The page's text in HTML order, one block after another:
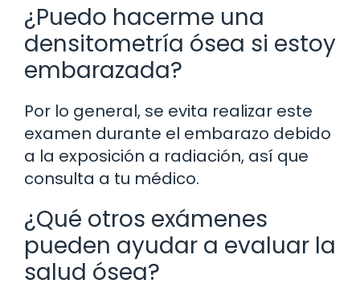
¿Puedo hacerme una
densitometría ósea si estoy
embarazada?
Por lo general, se evita realizar este
examen durante el embarazo debido
a la exposición a radiación, así que
consulta a tu médico.
¿Qué otros exámenes
pueden ayudar a evaluar la
salud ósea?